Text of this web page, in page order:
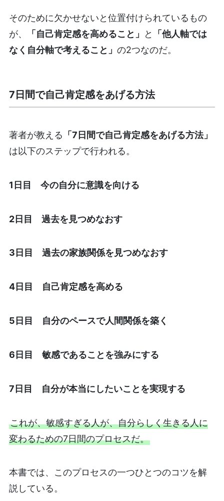
そのために欠かせないと位置付けられているもの
が、
「自己肯定感を高めること」 と
「他人軸では
なく自分軸で考えること」 の2つなのだ。
7日間で自己肯定感をあげる方法
著者が教える 「7日間で自己肯定感をあげる方法」
は以下のステップで行われる。
1日目 今の自分に意識を向ける
2日目 過去を見つめなおす
3日目 過去の家族関係を見つめなおす
4日目 自己肯定感を高める
5日目 自分のペースで人間関係を築く
6日目 敏感であることを強みにする
7日目 自分が本当にしたいことを実現する
これが、敏感すぎる人が、自分らしく生きる人に
変わるための7日間のプロセスだ。
本書では、このプロセスの一つひとつのコツを解
説している。